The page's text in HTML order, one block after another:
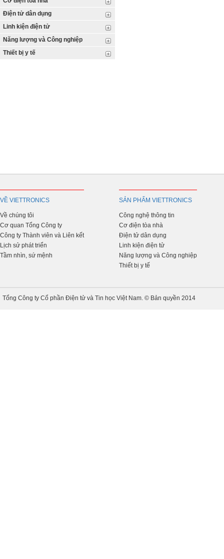
Điện tử dân dụng
Linh kiện điện tử
Năng lượng và Công nghiệp
Thiết bị y tế
VỀ VIETTRONICS
Về chúng tôi
Cơ quan Tổng Công ty
Công ty Thành viên và Liên kết
Lịch sử phát triển
Tầm nhìn, sứ mệnh
SẢN PHẨM VIETTRONICS
Công nghệ thông tin
Cơ điện tòa nhà
Điện tử dân dụng
Linh kiện điện tử
Năng lượng và Công nghiệp
Thiết bị y tế
Tổng Công ty Cổ phần Điện tử và Tin học Việt Nam. © Bản quyền 2014